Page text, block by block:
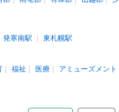
発寒南駅
東札幌駅
福祉 医療 アミューズメント